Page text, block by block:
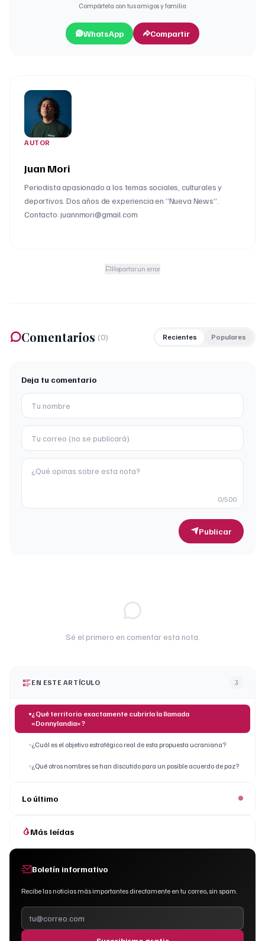
Compártela con tus amigos y familia
WhatsApp Compartir
AUTOR
Juan Mori
Periodista apasionado a los temas sociales, culturales y
deportivos. Dos años de experiencia en “Nueva News”.
Contacto: juannmori@gmail.com
Reportar un error
Comentarios (0) Recientes Populares
Deja tu comentario
0/500
Publicar
Sé el primero en comentar esta nota.
EN ESTE ARTÍCULO 3
¿Qué territorio exactamente cubriría la llamada
«Donnylandia»?
¿Cuál es el objetivo estratégico real de esta propuesta ucraniana?
¿Qué otros nombres se han discutido para un posible acuerdo de paz?
Lo último
Más leídas
Boletín informativo
Recibe las noticias más importantes directamente en tu correo, sin spam.